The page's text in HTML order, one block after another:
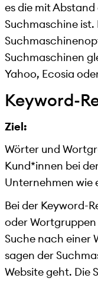
es die mit
Suchmaschine
Suchmaschinen
Yahoo, Ecosia
Keyword-
Ziel:
Wörter und
Kund*innen bei
Unternehmen wie
Bei der Keyword-
oder
Suche nach einer
sagen der
Website geht. Die